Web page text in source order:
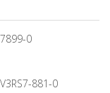
0
881-0